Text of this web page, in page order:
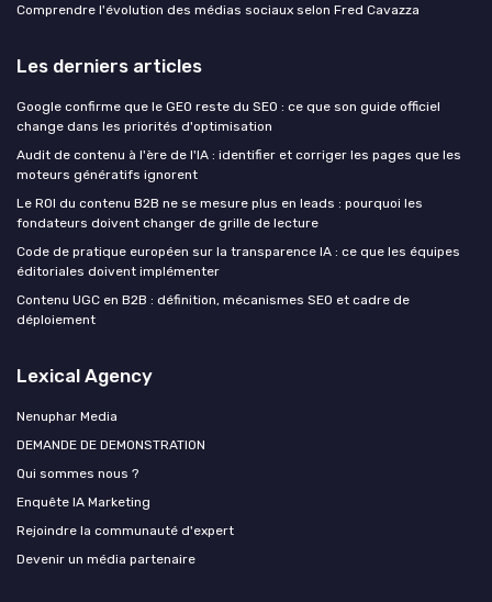
Comprendre l'évolution des médias sociaux selon Fred Cavazza
Les derniers articles
Google confirme que le GEO reste du SEO : ce que son guide officiel
change dans les priorités d'optimisation
Audit de contenu à l'ère de l'IA : identifier et corriger les pages que les
moteurs génératifs ignorent
Le ROI du contenu B2B ne se mesure plus en leads : pourquoi les
fondateurs doivent changer de grille de lecture
Code de pratique européen sur la transparence IA : ce que les équipes
éditoriales doivent implémenter
Contenu UGC en B2B : définition, mécanismes SEO et cadre de
déploiement
Lexical Agency
Nenuphar Media
DEMANDE DE DEMONSTRATION
Qui sommes nous ?
Enquête IA Marketing
Rejoindre la communauté d'expert
Devenir un média partenaire